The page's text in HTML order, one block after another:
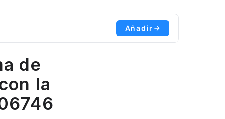
Añadir
de
la